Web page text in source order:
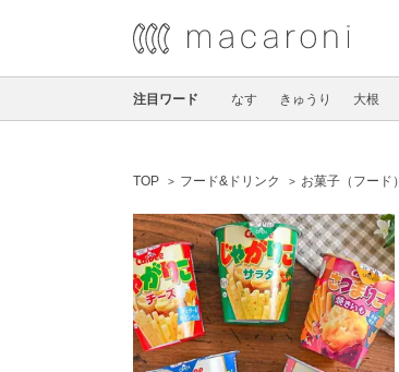
注目ワード なす きゅうり 大根
TOP フード&ドリンク お菓子（フード）